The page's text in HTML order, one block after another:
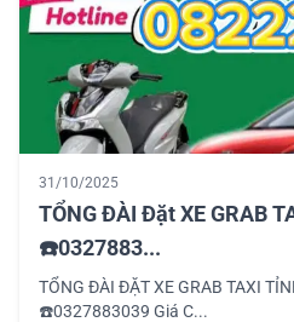
31/10/2025
TỔNG ĐÀI Đặt XE GRAB
☎️0327883...
TỔNG ĐÀI ĐẶT XE GRAB TAXI
☎️0327883039 Giá C...